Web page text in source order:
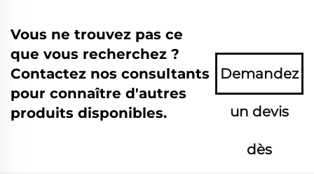
Vous ne trouvez pas ce
que vous recherchez ?
Contactez nos consultants
pour connaître d'autres
produits disponibles.
Demandez
un devis
dès